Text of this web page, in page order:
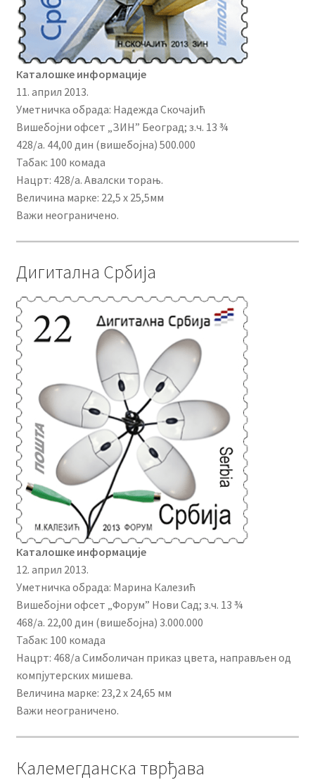
Каталошке информације
11. април 2013.
Уметничка обрада: Надежда Скочајић
Вишебојни офсет „ЗИН” Београд; з.ч. 13 ¾
428/а. 44,00 дин (вишебојна) 500.000
Табак: 100 комада
Нацрт: 428/а. Авалски торањ.
Величина марке: 22,5 х 25,5мм
Важи неограничено.
Дигитална Србија
Каталошке информације
12. април 2013.
Уметничка обрада: Марина Калезић
Вишебојни офсет „Форум” Нови Сад; з.ч. 13 ¾
468/а. 22,00 дин (вишебојна) 3.000.000
Табак: 100 комада
Нацрт: 468/а Симболичан приказ цвета, направљен од
компјутерских мишева.
Величина марке: 23,2 x 24,65 мм
Важи неограничено.
Калемегданска тврђава